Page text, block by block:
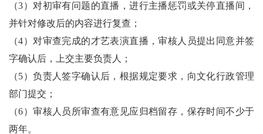
（3）对初审有问题的直播，进行主播惩罚或关停直播间，
并针对修改后的内容进行复查；
（4）对审查完成的才艺表演直播，审核人员提出同意并签
字确认后，上交主要负责人；
（5）负责人签字确认后，根据规定要求，向文化行政管理
部门提交；
（6）审核人员所审查有意见应归档留存，保存时间不少于
两年。